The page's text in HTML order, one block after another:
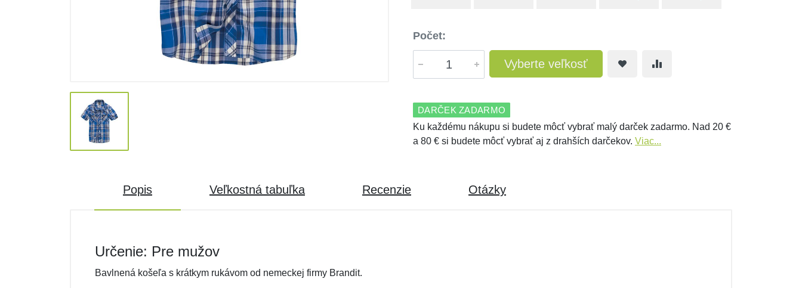
Počet:
Vyberte veľkosť
DARČEK ZADARMO
Ku každému nákupu si budete môcť vybrať malý darček zadarmo. Nad 20 €
a 80 € si budete môcť vybrať aj z drahších darčekov. Viac...
Popis Veľkostná tabuľka Recenzie Otázky
Určenie: Pre mužov
Bavlnená košeľa s krátkym rukávom od nemeckej firmy Brandit.